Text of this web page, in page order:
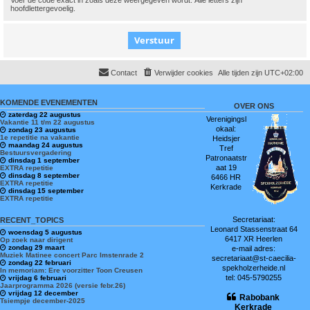
hoofdlettergevoelig.
Alle tijden zijn UTC+02:00
Verwijder cookies
Contact
KOMENDE EVENEMENTEN
zaterdag 22 augustus
Vakantie 11 t/m 22 augustus
zondag 23 augustus
1e repetitie na vakantie
maandag 24 augustus
Bestuursvergadering
dinsdag 1 september
EXTRA repetitie
dinsdag 8 september
EXTRA repetitie
dinsdag 15 september
EXTRA repetitie
RECENT_TOPICS
woensdag 5 augustus
Op zoek naar dirigent
zondag 29 maart
Muziek Matinee concert Parc Imstenrade 2
zondag 22 februari
In memoriam: Ere voorzitter Toon Creusen
vrijdag 6 februari
Jaarprogramma 2026 (versie febr.26)
vrijdag 12 december
Tsiempje december-2025
OVER ONS
Verenigingsl
okaal:
Heidsjer
Tref
Patronaatstr
aat 19
6466 HR
Kerkrade
Secretariaat:
Leonard Stassenstraat 64
6417 XR Heerlen
e-mail adres:
secretariaat@st-caecilia-
spekholzerheide.nl
tel: 045-5790255
Rabobank
Kerkrade